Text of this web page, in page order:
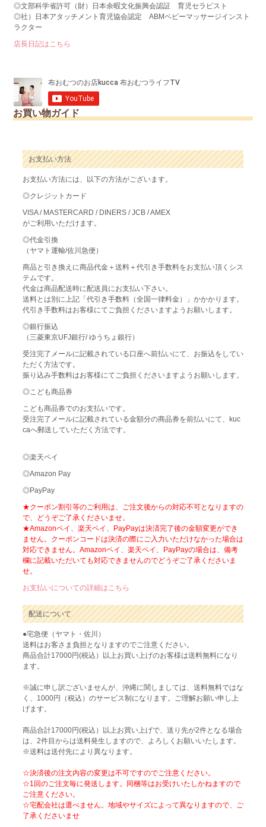
◎文部科学省許可（財）日本余暇文化振興会認証 育児セラピスト
◎社）日本アタッチメント育児協会認定 ABMベビーマッサージインスト
ラクター
店長日記はこちら
お買い物ガイド
お支払い方法
お支払い方法には、以下の方法がございます。
◎クレジットカード
VISA / MASTERCARD / DINERS / JCB / AMEX
がご利用いただけます。
◎代金引換
（ヤマト運輸/佐川急便）
商品と引き換えに商品代金＋送料＋代引き手数料をお支払い頂くシス
テムです。
代金は商品配送時に配送員にお支払い下さい。
送料とは別に上記「代引き手数料（全国一律料金）」かかかります。
代引き手数料はお客様にてご負担くださいますようお願いします。
◎銀行振込
（三菱東京UFJ銀行/ ゆうちょ銀行）
受注完了メールに記載されている口座へ前払いにて、お振込をしてい
ただく方法です。
振り込み手数料はお客様にてご負担くださいますようお願いします。
◎こども商品券
こども商品券でのお支払いです。
受注完了メールに記載されている金額分の商品券を前払いにて、kuc
caへ郵送していただく方法です。
◎楽天ペイ
◎Amazon Pay
◎PayPay
★クーポン割引等のご利用は、ご注文後からの対応不可となりますの
で、どうぞご了承くださいませ。
★Amazonペイ、楽天ペイ、PayPayは決済完了後の金額変更ができ
ません。クーポンコードは決済の際にご入力いただけなかった場合は
対応できません。Amazonペイ、楽天ペイ、PayPayの場合は、備考
欄に記載いただいても対応できませんのでどうぞご了承くださいま
せ。
お支払いについての詳細はこちら
配送について
●宅急便（ヤマト・佐川）
送料はお客さま負担となりますのでご注意ください。
商品合計17000円(税込）以上お買い上げのお客様は送料無料になり
ます。
※誠に申し訳ございませんが、沖縄に関しましては、送料無料ではな
く、1000円（税込）のサービス制になります。ご理解お願い申し上
げます。
商品合計17000円(税込）以上お買い上げで、送り先が2件となる場合
は、2件目からは送料発生しますので、よろしくお願いいたします。
※送料は送付先により異なります。
☆決済後の注文内容の変更は不可ですのでご注意ください。
☆1回のご注文毎に発送します。同梱等はお受けいたしかねますので
ご注意ください。
☆宅配会社は選べません。地域やサイズによって異なりますので、ご
了承くださいませ